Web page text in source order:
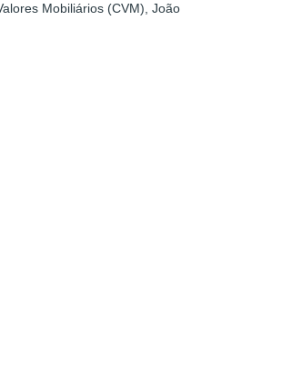
Mobiliários (CVM), João